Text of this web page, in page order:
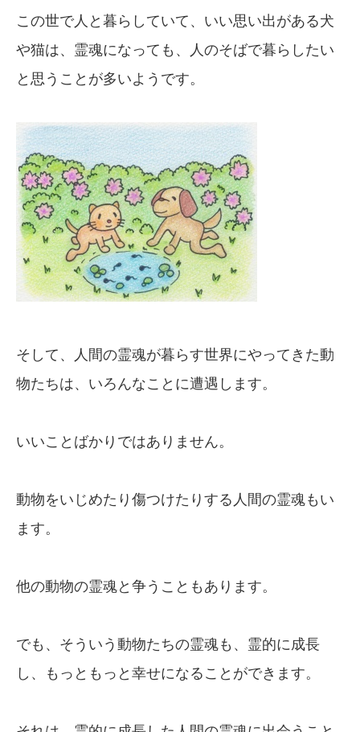
この世で人と暮らしていて、いい思い出がある犬
や猫は、霊魂になっても、人のそばで暮らしたい
と思うことが多いようです。
そして、人間の霊魂が暮らす世界にやってきた動
物たちは、いろんなことに遭遇します。
いいことばかりではありません。
動物をいじめたり傷つけたりする人間の霊魂もい
ます。
他の動物の霊魂と争うこともあります。
でも、そういう動物たちの霊魂も、霊的に成長
し、もっともっと幸せになることができます。